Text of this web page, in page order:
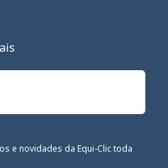
e novidades da Equi-Clic toda